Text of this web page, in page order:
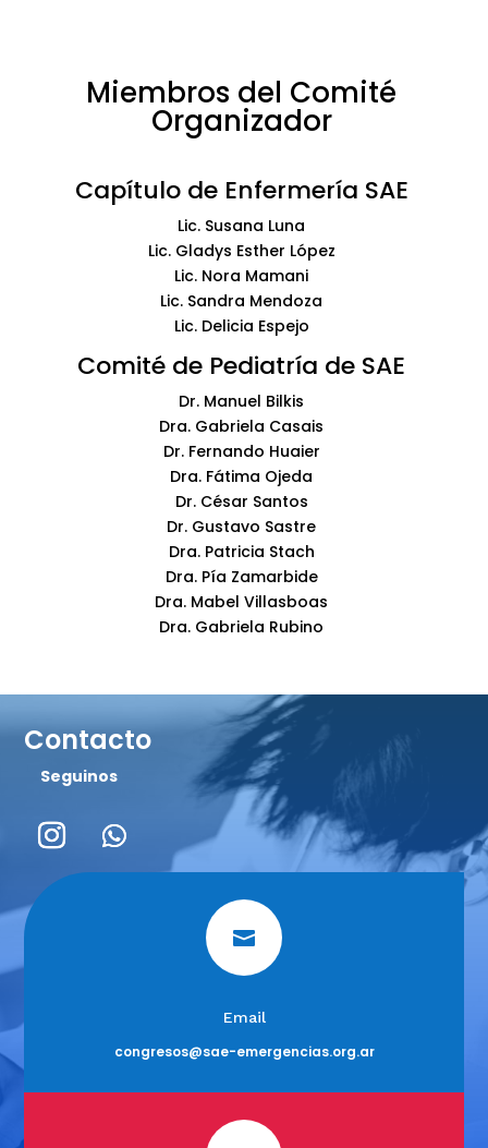
Miembros del Comité
Organizador
Capítulo de Enfermería SAE
Lic. Susana Luna
Lic. Gladys Esther López
Lic. Nora Mamani
Lic. Sandra Mendoza
Lic. Delicia Espejo
Comité de Pediatría de SAE
Dr. Manuel Bilkis
Dra. Gabriela Casais
Dr. Fernando Huaier
Dra. Fátima Ojeda
Dr. César Santos
Dr. Gustavo Sastre
Dra. Patricia Stach
Dra. Pía Zamarbide
Dra. Mabel Villasboas
Dra. Gabriela Rubino
Contacto
Seguinos

Email
congresos@sae-emergencias.org.ar